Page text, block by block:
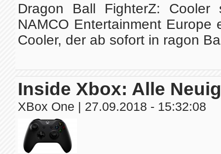
Dragon Ball FighterZ:
NAMCO Entertainment
Cooler, der ab sofort in ragon
Inside Xbox: Alle
XBox One | 27.09.2018 - 15:32:08